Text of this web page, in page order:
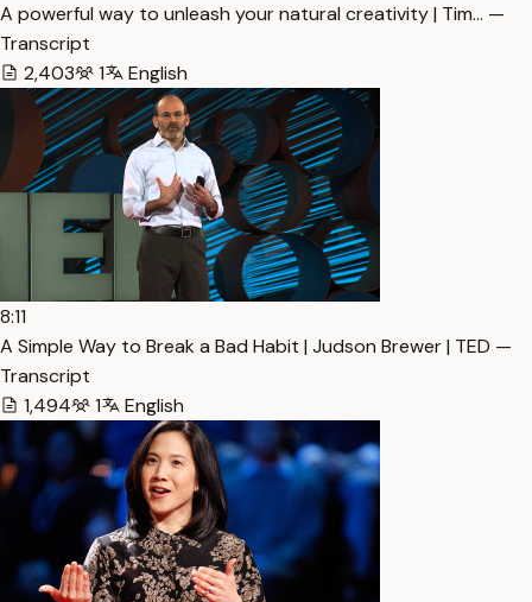
A powerful way to unleash your natural creativity | Tim… —
Transcript
2,403
1 English
8:11
A Simple Way to Break a Bad Habit | Judson Brewer | TED —
Transcript
1,494
1 English